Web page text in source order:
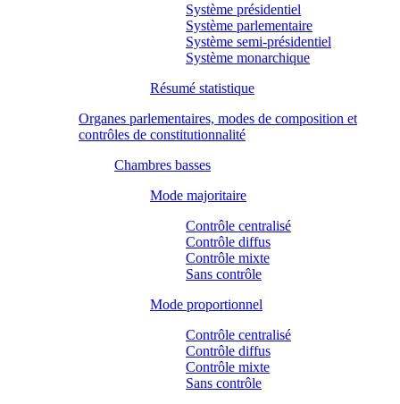
Système présidentiel
Système parlementaire
Système semi-présidentiel
Système monarchique
Résumé statistique
Organes parlementaires, modes de composition et
contrôles de constitutionnalité
Chambres basses
Mode majoritaire
Contrôle centralisé
Contrôle diffus
Contrôle mixte
Sans contrôle
Mode proportionnel
Contrôle centralisé
Contrôle diffus
Contrôle mixte
Sans contrôle